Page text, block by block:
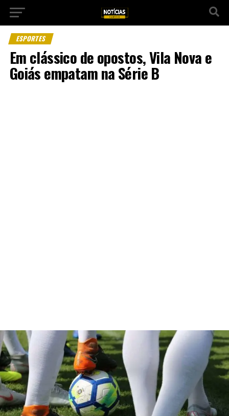
ESPORTES
Em clássico de opostos, Vila Nova e
Goiás empatam na Série B